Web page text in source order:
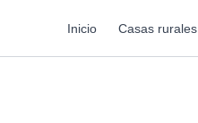
Inicio Casas rurales